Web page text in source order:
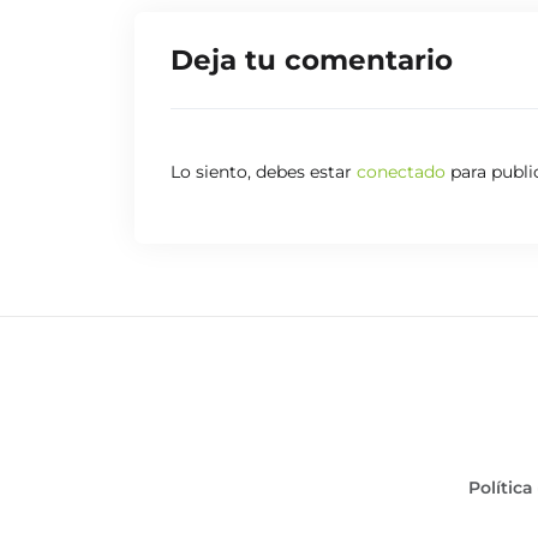
buena temporada. Los entrenamientos y
Deja tu comentario
Lo siento, debes estar conectado para